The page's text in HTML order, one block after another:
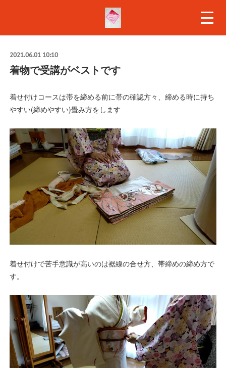
2021.06.01 10:10
着物で受講がベストです
着せ付けコースは帯を締める前に帯の確認方々、締める時に持ち
やすい(締めやすい)畳み方をします
着せ付けで苦手意識が高いのは裾線の合せ方、帯締めの締め方で
す。